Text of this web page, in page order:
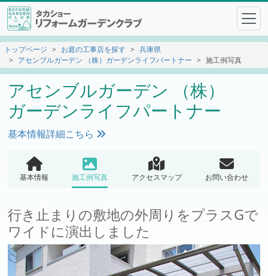
トップページ お庭の工事店を探す
兵庫県
アセンブルガーデン （株）ガーデンライフパートナー
施工例写真
アセンブルガーデン （株）
ガーデンライフパートナー
基本情報詳細こちら
基本情報 施工例写真 アクセスマップ お問い合わせ
行き止まりの敷地の外周りをプラスGで
ワイドに演出しました